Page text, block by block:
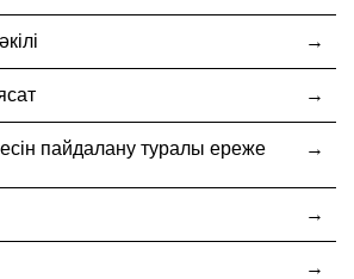
пайдалану туралы ереже